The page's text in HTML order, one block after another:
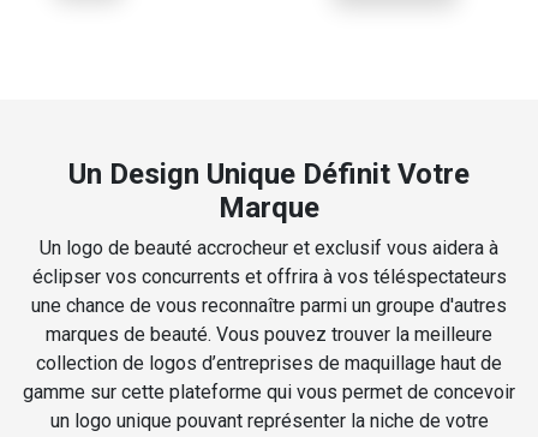
Un Design Unique Définit Votre
Marque
Un logo de beauté accrocheur et exclusif vous aidera à
éclipser vos concurrents et offrira à vos téléspectateurs
une chance de vous reconnaître parmi un groupe d'autres
marques de beauté. Vous pouvez trouver la meilleure
collection de logos d’entreprises de maquillage haut de
gamme sur cette plateforme qui vous permet de concevoir
un logo unique pouvant représenter la niche de votre